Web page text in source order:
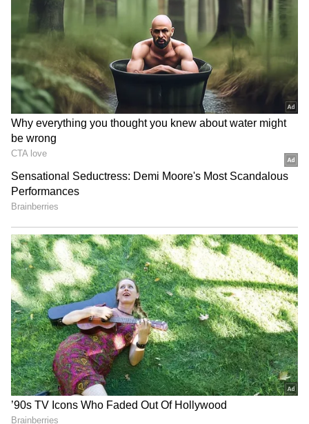
44 படங்களில் தொடர்ந்து தனி ஹீரோவாக
நடித்துள்ள ராமராஜன் தற்பொழுது 10
வருடங்கள் கழித்து மீண்டும் ரீ. என்ட்ரி
கொடுத்துள்ளார். அதன்படி தற்போது
சாமானியன் என்னும் படத்தில்
நடித்துள்ளார். அந்த படத்தின் இசை
வெளியீட்டு விழாவின்போது 50 படங்கள்
வரை நாயகனாக நடிக்கும் ஒரே நடிகன்
நானாகத்தான் இருப்பேன். இதுவரை யாரும்
இதுபோன்ற புகழைப் பெறவில்லை. நூறு
கதைகள் நடிக்க மாட்டேன் என வீரியமாக
பேசியிருந்தார் ராமராஜன்.